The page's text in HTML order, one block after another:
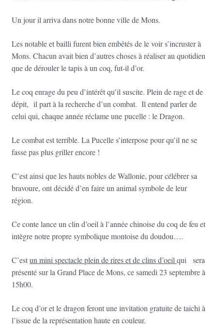
Un jour il arriva dans notre bonne ville de Mons.
Les notable et bailli furent bien embêtés de le voir s’incruster à
Mons. Chacun avait bien d’autres choses à réaliser au quotidien
que de dérouler le tapis à un coq, fut-il d’or.
Le coq enrage du peu d’intérêt qu’il suscite. Plein de rage et de
dépit, il part à la recherche d’un combat. Il entend parler de
celui qui, chaque année réclame une pucelle : le Dragon.
Le combat est terrible. La Pucelle s’interpose pour qu’il ne se
fasse pas plus griller encore !
C’est ainsi que les hauts nobles de Wallonie, pour célébrer sa
bravoure, ont décidé d’en faire un animal symbole de leur
région.
Ce conte lance un clin d’oeil à l’année chinoise du coq de feu et
intègre notre propre symbolique montoise du doudou….
C’estun mini spectacle plein de rires et de clins d’oeil qui sera
présenté sur la Grand Place de Mons, ce samedi 23 septembre à
15h00.
Le coq d’or et le dragon feront une invitation gratuite de taichi à
l’issue de la représentation haute en couleur.